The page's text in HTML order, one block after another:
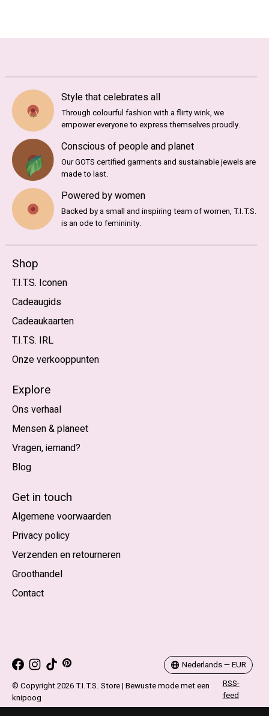
Style that celebrates all
Through colourful fashion with a flirty wink, we
empower everyone to express themselves proudly.
Conscious of people and planet
Our GOTS certified garments and sustainable jewels are
made to last.
Powered by women
Backed by a small and inspiring team of women, T.I.T.S.
is an ode to femininity.
Shop
T.I.T.S. Iconen
Cadeaugids
Cadeaukaarten
T.I.T.S. IRL
Onze verkooppunten
Explore
Ons verhaal
Mensen & planeet
Vragen, iemand?
Blog
Get in touch
Algemene voorwaarden
Privacy policy
Verzenden en retourneren
Groothandel
Contact
© Copyright 2026 T.I.T.S. Store | Bewuste mode met een
knipoog
RSS-
feed
Nederlands — EUR